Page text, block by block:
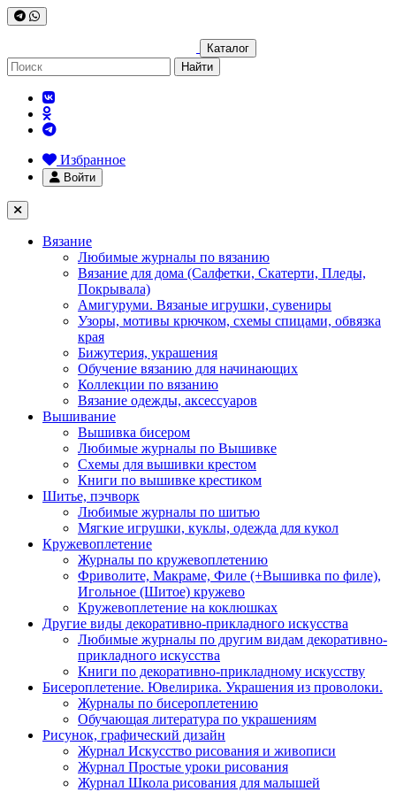
Каталог
Найти
Избранное
Войти
Вязание
Любимые журналы по вязанию
Вязание для дома (Салфетки, Скатерти, Пледы,
Покрывала)
Амигуруми. Вязаные игрушки, сувениры
Узоры, мотивы крючком, схемы спицами, обвязка
края
Бижутерия, украшения
Обучение вязанию для начинающих
Коллекции по вязанию
Вязание одежды, аксессуаров
Вышивание
Вышивка бисером
Любимые журналы по Вышивке
Схемы для вышивки крестом
Книги по вышивке крестиком
Шитье, пэчворк
Любимые журналы по шитью
Мягкие игрушки, куклы, одежда для кукол
Кружевоплетение
Журналы по кружевоплетению
Фриволите, Макраме, Филе (+Вышивка по филе),
Игольное (Шитое) кружево
Кружевоплетение на коклюшках
Другие виды декоративно-прикладного искусства
Любимые журналы по другим видам декоративно-
прикладного искусства
Книги по декоративно-прикладному искусству
Бисероплетение. Ювелирика. Украшения из проволоки.
Журналы по бисероплетению
Обучающая литература по украшениям
Рисунок, графический дизайн
Журнал Искусство рисования и живописи
Журнал Простые уроки рисования
Журнал Школа рисования для малышей